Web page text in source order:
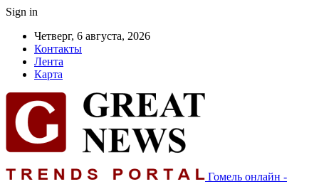
Sign in
Четверг, 6 августа, 2026
Контакты
Лента
Карта
Гомель онлайн -